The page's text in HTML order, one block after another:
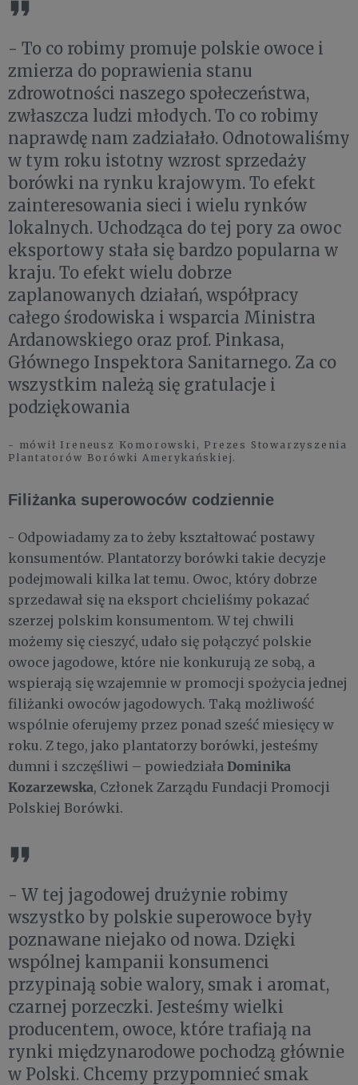
- To co robimy promuje polskie owoce i
zmierza do poprawienia stanu
zdrowotności naszego społeczeństwa,
zwłaszcza ludzi młodych. To co robimy
naprawdę nam zadziałało. Odnotowaliśmy
w tym roku istotny wzrost sprzedaży
borówki na rynku krajowym. To efekt
zainteresowania sieci i wielu rynków
lokalnych. Uchodząca do tej pory za owoc
eksportowy stała się bardzo popularna w
kraju. To efekt wielu dobrze
zaplanowanych działań, współpracy
całego środowiska i wsparcia Ministra
Ardanowskiego oraz prof. Pinkasa,
Głównego Inspektora Sanitarnego. Za co
wszystkim należą się gratulacje i
podziękowania
- mówił Ireneusz Komorowski, Prezes Stowarzyszenia
Plantatorów Borówki Amerykańskiej.
Filiżanka superowoców codziennie
- Odpowiadamy za to żeby kształtować postawy
konsumentów. Plantatorzy borówki takie decyzje
podejmowali kilka lat temu. Owoc, który dobrze
sprzedawał się na eksport chcieliśmy pokazać
szerzej polskim konsumentom. W tej chwili
możemy się cieszyć, udało się połączyć polskie
owoce jagodowe, które nie konkurują ze sobą, a
wspierają się wzajemnie w promocji spożycia jednej
filiżanki owoców jagodowych. Taką możliwość
wspólnie oferujemy przez ponad sześć miesięcy w
roku. Z tego, jako plantatorzy borówki, jesteśmy
dumni i szczęśliwi – powiedziała Dominika
Kozarzewska, Członek Zarządu Fundacji Promocji
Polskiej Borówki.
- W tej jagodowej drużynie robimy
wszystko by polskie superowoce były
poznawane niejako od nowa. Dzięki
wspólnej kampanii konsumenci
przypinają sobie walory, smak i aromat,
czarnej porzeczki. Jesteśmy wielki
producentem, owoce, które trafiają na
rynki międzynarodowe pochodzą głównie
w Polski. Chcemy przypomnieć smak